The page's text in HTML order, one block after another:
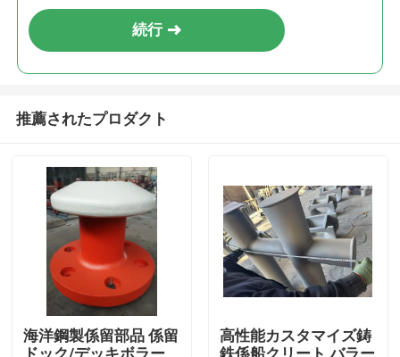
続行
推薦されたプロダクト
海洋鋼製係留部品 係留
高性能カスタマイズ鋳